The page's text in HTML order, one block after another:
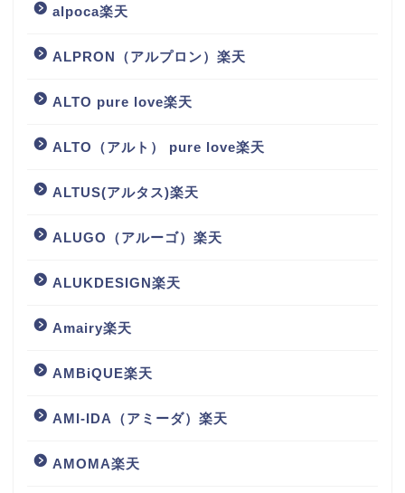
alpoca楽天
ALPRON（アルプロン）楽天
ALTO pure love楽天
ALTO（アルト） pure love楽天
ALTUS(アルタス)楽天
ALUGO（アルーゴ）楽天
ALUKDESIGN楽天
Amairy楽天
AMBiQUE楽天
AMI-IDA（アミーダ）楽天
AMOMA楽天